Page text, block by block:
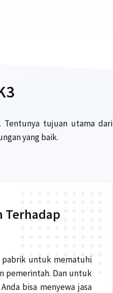
Tentunya tujuan utama dari
yang baik.
Terhadap
pabrik untuk mematuhi
pemerintah. Dan untuk
bisa menyewa jasa